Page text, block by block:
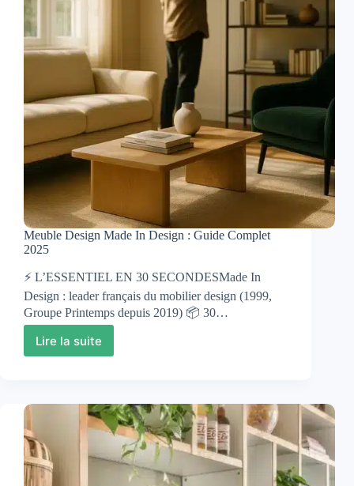
meilleures
locales
(neuf
reconditionné) ?
Meuble Design Made In Design : Guide Complet
2025
⚡ L’ESSENTIEL EN 30 SECONDESMade In
Design : leader français du mobilier design (1999,
Groupe Printemps depuis 2019) 📦 30…
Lire la suite
Meuble
Design
Guide
Complet